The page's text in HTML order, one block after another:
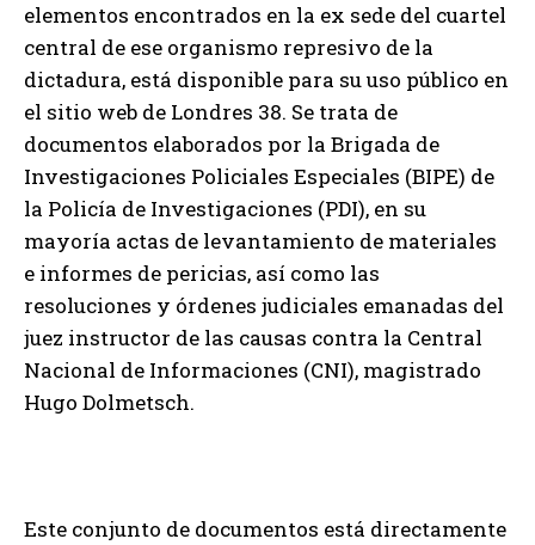
elementos encontrados en la ex sede del cuartel
central de ese organismo represivo de la
dictadura, está disponible para su uso público en
el sitio web de Londres 38. Se trata de
documentos elaborados por la Brigada de
Investigaciones Policiales Especiales (BIPE) de
la Policía de Investigaciones (PDI), en su
mayoría actas de levantamiento de materiales
e informes de pericias, así como las
resoluciones y órdenes judiciales emanadas del
juez instructor de las causas contra la Central
Nacional de Informaciones (CNI), magistrado
Hugo Dolmetsch.
Este conjunto de documentos está directamente